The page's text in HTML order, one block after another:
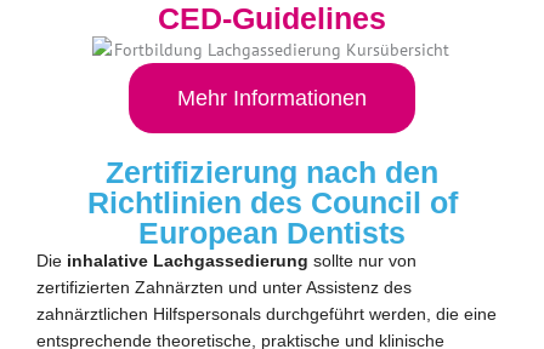
Zertifizierung nach den
Richtlinien des Council of
European Dentists
Die inhalative Lachgassedierung sollte nur von
zertifizierten Zahnärzten und unter Assistenz des
zahnärztlichen Hilfspersonals durchgeführt werden, die eine
entsprechende theoretische, praktische und klinische
CED-Guidelines
Mehr Informationen